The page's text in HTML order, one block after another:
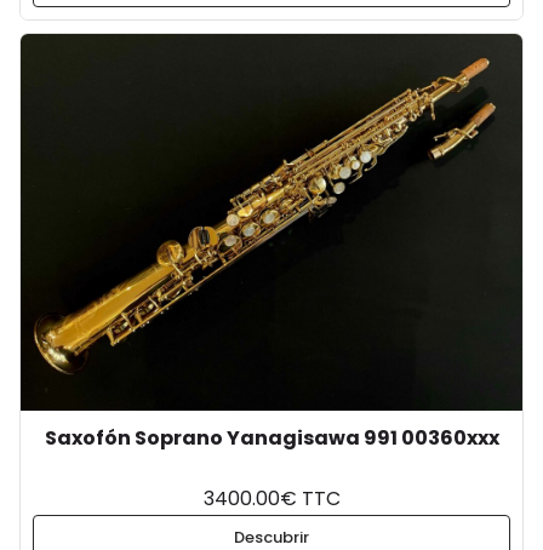
Saxofón Soprano Yanagisawa 991 00360xxx
3400.00€ TTC
Descubrir